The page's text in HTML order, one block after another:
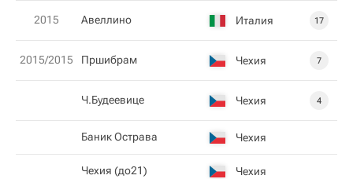
2015 Авеллино Италия 17
2015/2015 Пршибрам Чехия 7
Ч.Будеевице Чехия 4
Баник Острава Чехия
Чехия (до21) Чехия